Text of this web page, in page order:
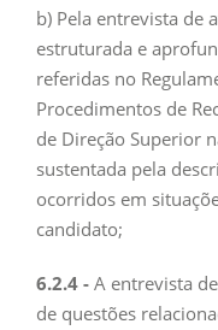
b) Pela entrevista de
estruturada e
referidas no
Procedimentos de
de Direção Superior
sustentada pela
ocorridos em
candidato;
6.2.4 - A entrevista
de questões